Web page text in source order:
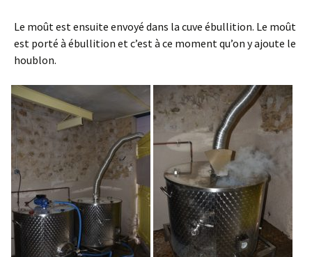
Le moût est ensuite envoyé dans la cuve ébullition. Le moût
est porté à ébullition et c’est à ce moment qu’on y ajoute le
houblon.